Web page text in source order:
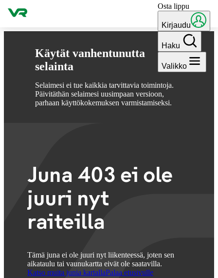
Käytät vanhentunutta
selainta
Selaimesi ei tue kaikkia tarvittavia toimintoja.
Päivitäthän selaimesi uusimpaan versioon,
parhaan käyttökokemuksen varmistamiseksi.
Hyppää sisältöön Osta lippu
Kirjaudu
Haku
Valikko
Juna 403 ei ole
juuri nyt
raiteilla
Tämä juna ei ole juuri nyt liikenteessä, joten sen
aikataulu tai vaunukartta eivät ole saatavilla.
Katso muita junia kartallaPalaa etusivulle